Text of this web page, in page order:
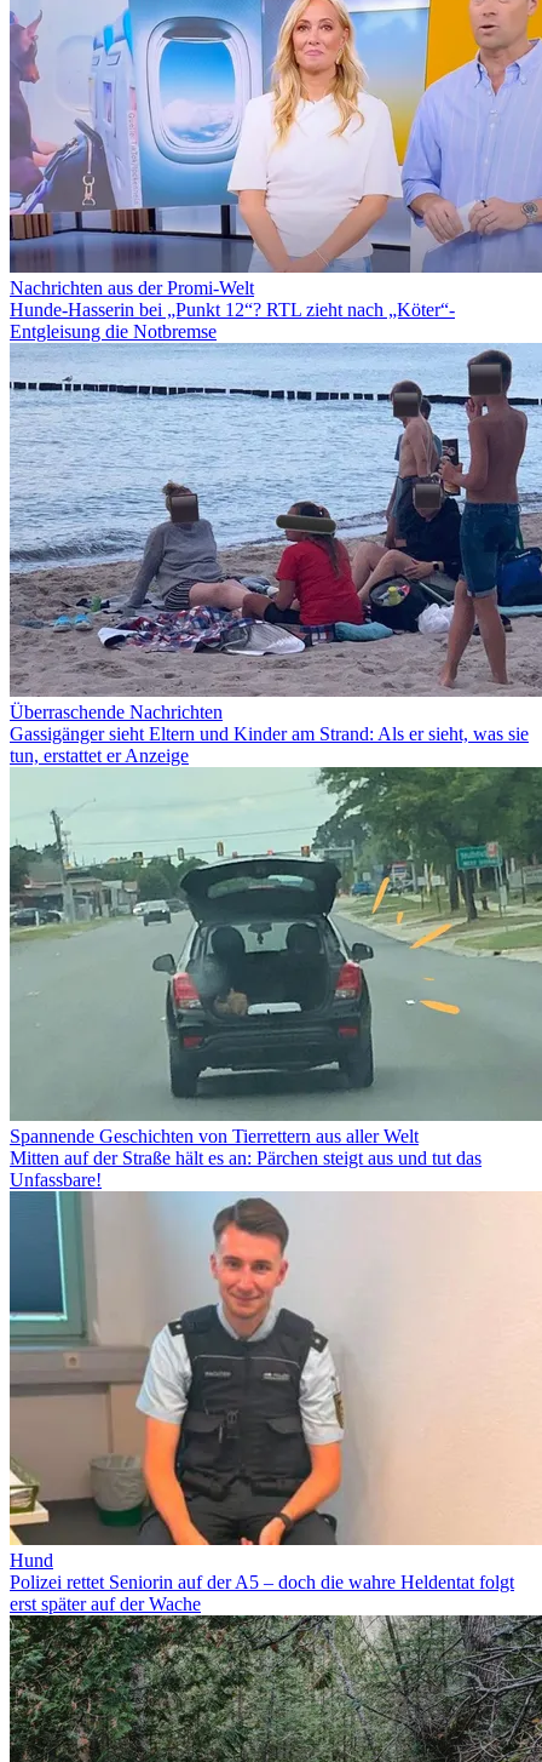
Nachrichten aus der Promi-Welt
Hunde-Hasserin bei „Punkt 12“? RTL zieht nach „Köter“-
Entgleisung die Notbremse
Überraschende Nachrichten
Gassigänger sieht Eltern und Kinder am Strand: Als er sieht, was sie
tun, erstattet er Anzeige
Spannende Geschichten von Tierrettern aus aller Welt
Mitten auf der Straße hält es an: Pärchen steigt aus und tut das
Unfassbare!
Hund
Polizei rettet Seniorin auf der A5 – doch die wahre Heldentat folgt
erst später auf der Wache